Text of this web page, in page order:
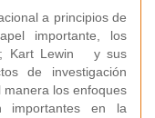
a principios de
importante, los
Kart Lewin y sus
de investigación
los enfoques
importantes en la